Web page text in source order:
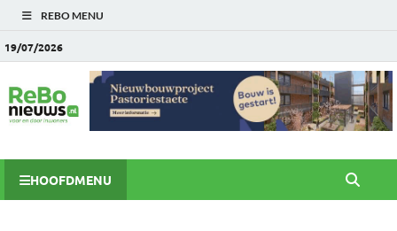
REBO MENU
19/07/2026
HOOFDMENU